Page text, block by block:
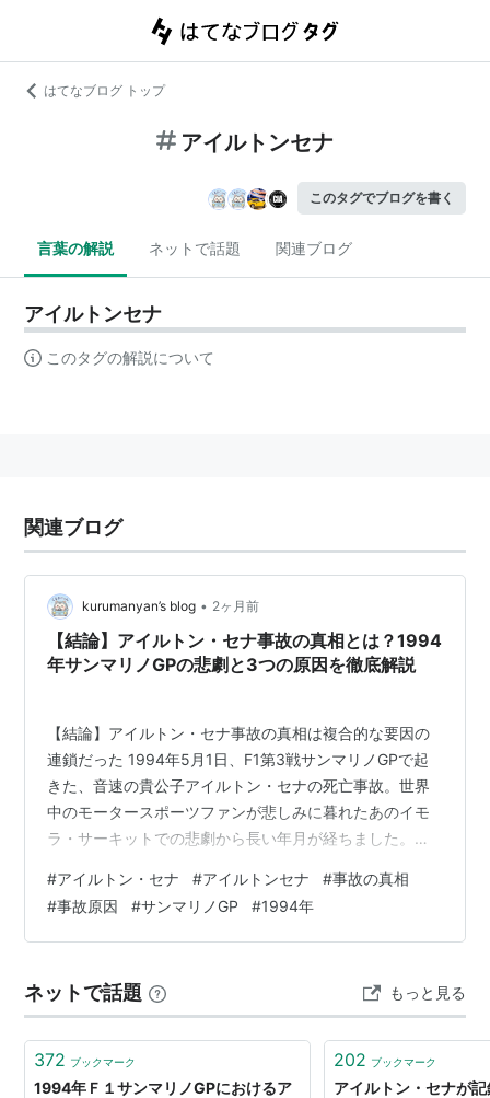
はてなブログ トップ
アイルトンセナ
このタグでブログを書く
言葉の解説 ネットで話題 関連ブログ
アイルトンセナ
このタグの解説について
関連ブログ
kurumanyan’s blog • 2ヶ月前
【結論】アイルトン・セナ事故の真相とは？1994
年サンマリノGPの悲劇と3つの原因を徹底解説
【結論】アイルトン・セナ事故の真相は複合的な要因の
連鎖だった 1994年5月1日、F1第3戦サンマリノGPで起
きた、音速の貴公子アイルトン・セナの死亡事故。世界
中のモータースポーツファンが悲しみに暮れたあのイモ
ラ・サーキットでの悲劇から長い年月が経ちました。し
激突したのか」という事故の真相について、多くの議論
が交わされ続けています。 結論から先にお伝えすると、
アイルトン・セナの事故原因は、単一の単純な人為的ミ
リングコラム（操舵軸）の破損」「タイヤの温度低下に
よる車高の変化」「路面の底付き（ボトミ…
#アイルトン・セナ #アイルトンセナ #事故の真相
#事故原因 #サンマリノGP #1994年
ネットで話題 もっと見る
372 ブックマーク
1994年Ｆ１サンマリノGPにおけるア
202 ブックマーク
アイルトン・セナが